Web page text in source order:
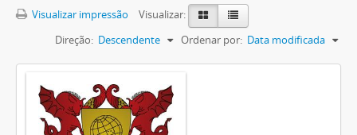
Visualizar impressão
Visualizar:
Ordenar por: Data modificada
Direção: Descendente